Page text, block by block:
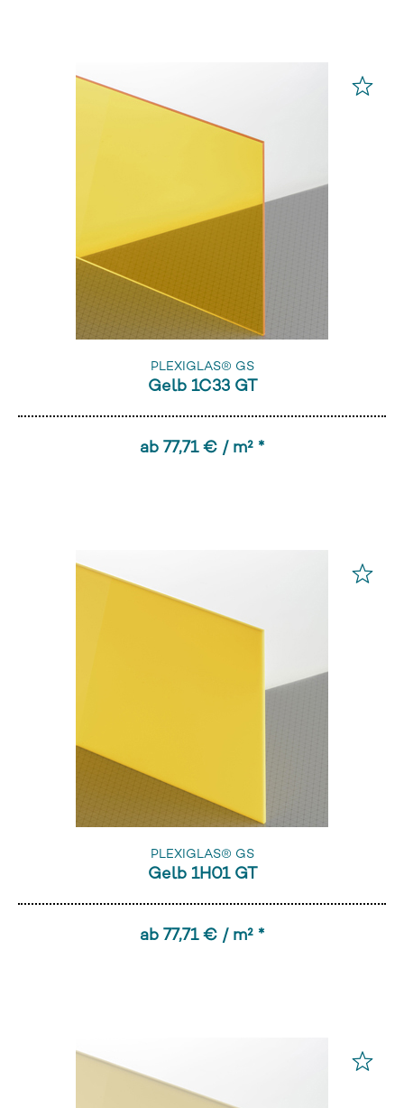
PLEXIGLAS® GS
Gelb 1C33 GT
ab 77,71 € / m² *
PLEXIGLAS® GS
Gelb 1H01 GT
ab 77,71 € / m² *